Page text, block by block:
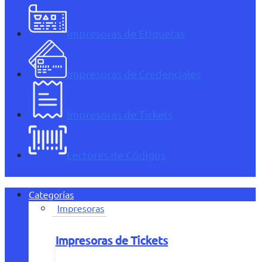
Impresoras de Etiquetas
Impresoras de Credenciales
Impresoras de Tickets
Lectores de Códigos
Categorías
Impresoras
Impresoras de Tickets